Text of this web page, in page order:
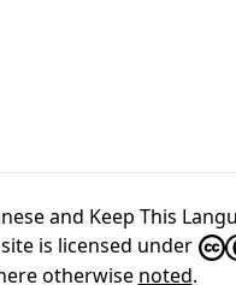
and Keep This
is licensed under
otherwise noted.